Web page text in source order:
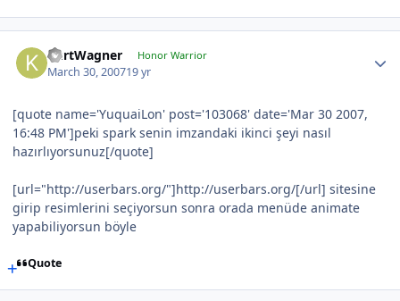
KurtWagner Honor Warrior
March 30, 200719 yr
[quote name='YuquaiLon' post='103068' date='Mar 30 2007,
16:48 PM']peki spark senin imzandaki ikinci şeyi nasıl
hazırlıyorsunuz[/quote]
[url="http://userbars.org/"]http://userbars.org/[/url] sitesine
girip resimlerini seçiyorsun sonra orada menüde animate
yapabiliyorsun böyle
Quote